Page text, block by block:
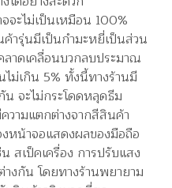
จะไม่เป็นเหมือน 100%
ารุ่นมีเป็นกำมะหยี่เป็นส่วน
าดเคลื่อนบวกลบประมาณ
ม่เกิน 5% ทั้งนี้ทางร้านมี
จะไม่กระโดดหลุดธีม
วามแตกต่างจากสีสินค้า
หน้าจอแสดงผลของมือถือ
สเป็คเครื่อง การปรับแสง
งกัน โดยทางร้านพยายาม